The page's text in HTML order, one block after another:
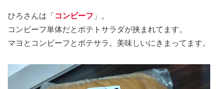
ひろさんは「 コンビーフ 」。
コンビーフ単体だとポテトサラダが挟まれてます。
マヨとコンビーフとポテサラ。美味しいにきまってます。